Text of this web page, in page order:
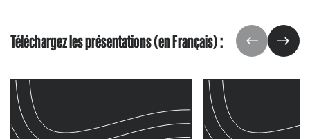
Téléchargez les présentations (en Français) :